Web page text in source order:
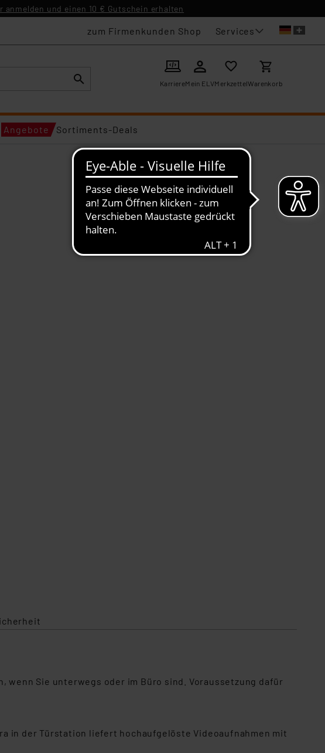
anmelden und einen 10 € Gutschein erhalten
zum Firmenkunden Shop Services
KarriereMein ELVMerkzettelWarenkorb
Angebote Sortiments-Deals
wenn Sie unterwegs oder im Büro sind. Voraussetzung dafür
in der Türstation liefert hochaufgelöste Videoaufnahmen mit